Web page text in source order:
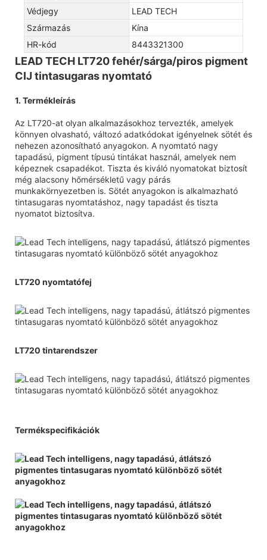
Védjegy
LEAD TECH
Származás
Kína
HR-kód
8443321300
LEAD TECH LT720 fehér/sárga/piros pigment
CIJ tintasugaras nyomtató
1. Termékleírás
Az LT720-at olyan alkalmazásokhoz tervezték, amelyek
könnyen olvasható, változó adatkódokat igényelnek sötét és
nehezen azonosítható anyagokon. A nyomtató nagy
tapadású, pigment típusú tintákat használ, amelyek nem
képeznek csapadékot. Tiszta és kiváló nyomatokat biztosít
még alacsony hőmérsékletű vagy párás
munkakörnyezetben is. Sötét anyagokon is alkalmazható
tintasugaras nyomtatáshoz, nagy tapadást és tiszta
nyomatot biztosítva.
LT720 nyomtatófej
LT720 tintarendszer
Termékspecifikációk